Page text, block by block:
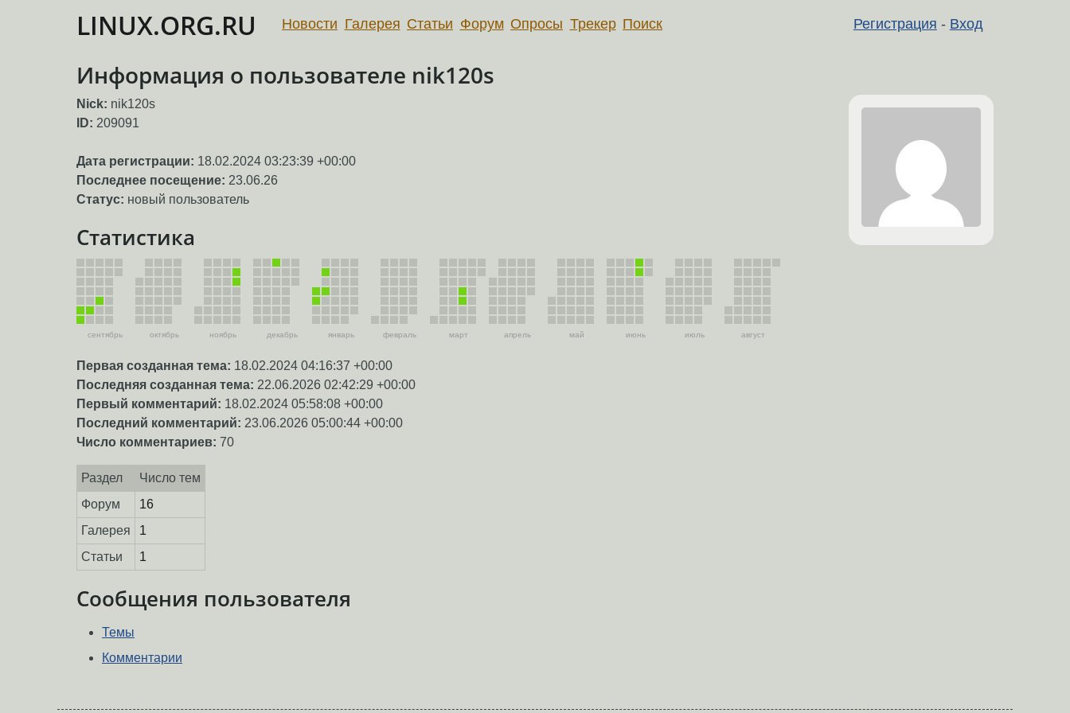
LINUX.ORG.RU Регистрация - Вход
Новости Галерея Статьи Форум Опросы Трекер Поиск
Информация о пользователе nik120s
Nick: nik120s
ID: 209091
Дата регистрации: 18.02.2024 03:23:39 +00:00
Последнее посещение: 23.06.26
Статус: новый пользователь
Статистика
сентябрь октябрь ноябрь декабрь январь февраль март апрель май июнь июль август
Первая созданная тема: 18.02.2024 04:16:37 +00:00
Последняя созданная тема: 22.06.2026 02:42:29 +00:00
Первый комментарий: 18.02.2024 05:58:08 +00:00
Последний комментарий: 23.06.2026 05:00:44 +00:00
Число комментариев: 70
Раздел
Число тем
Форум
16
Галерея
1
Статьи
1
Сообщения пользователя
Темы
Комментарии